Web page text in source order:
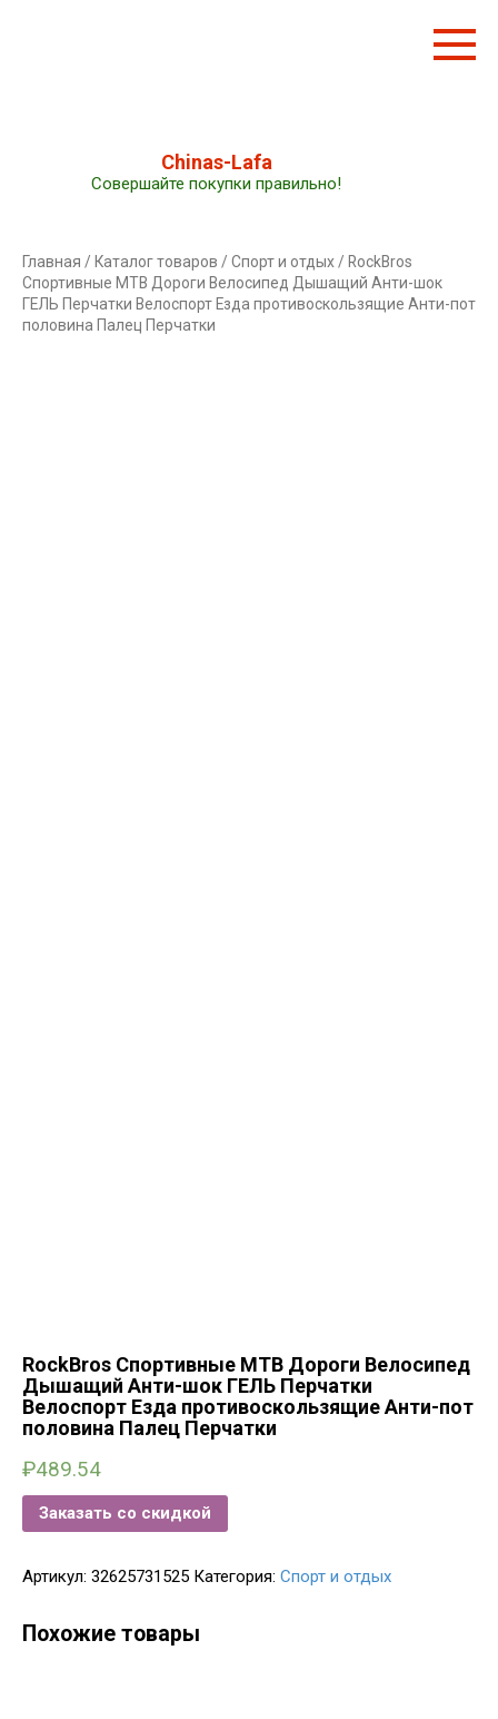
Chinas-Lafa
Совершайте покупки правильно!
Главная / Каталог товаров / Спорт и отдых / RockBros
Спортивные MTB Дороги Велосипед Дышащий Анти-шок
ГЕЛЬ Перчатки Велоспорт Езда противоскользящие Анти-пот
половина Палец Перчатки
RockBros Спортивные MTB Дороги Велосипед
Дышащий Анти-шок ГЕЛЬ Перчатки
Велоспорт Езда противоскользящие Анти-пот
половина Палец Перчатки
₽489.54
Заказать со скидкой
Артикул: 32625731525 Категория: Спорт и отдых
Похожие товары